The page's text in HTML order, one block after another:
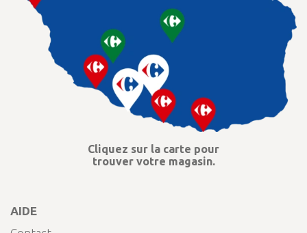
AIDE
Cliquez sur la carte pour
trouver votre magasin.